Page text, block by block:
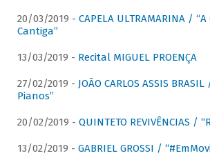
20/03/2019 - CAPELA ULTRAMARINA /
Cantiga”
13/03/2019 - Recital MIGUEL PROENÇA
27/02/2019 - JOÃO CARLOS ASSIS
Pianos”
20/02/2019 - QUINTETO REVIVÊNCIAS /
13/02/2019 - GABRIEL GROSSI /